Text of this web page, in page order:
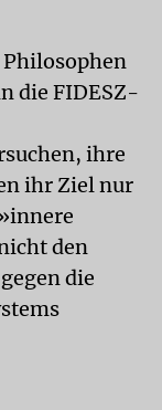
die FIDESZ-
ihre
ihr Ziel nur
den
die